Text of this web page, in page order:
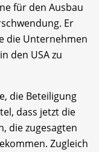
für den Ausbau
Er
die Unternehmen
den USA zu
die Beteiligung
dass jetzt die
die zugesagten
Zugleich